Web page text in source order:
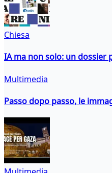
Chiesa
IA ma non solo: un dossier
Multimedia
Passo dopo passo, le